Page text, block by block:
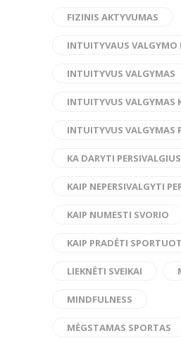
FIZINIS AKTYVUMAS
INTUITYVAUS VALGYMO
INTUITYVUS VALGYMAS
INTUITYVUS VALGYMAS
INTUITYVUS VALGYMAS
KA DARYTI PERSIVALGIUS
KAIP NEPERSIVALGYTI
KAIP NUMESTI SVORIO
KAIP PRADĖTI
LIEKNĖTI SVEIKAI
MINDFULNESS
MĖGSTAMAS SPORTAS